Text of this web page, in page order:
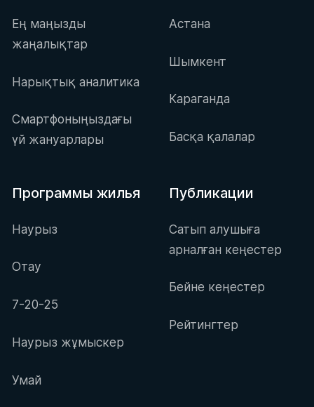
Ең маңызды
жаңалықтар
Нарықтық аналитика
Смартфоныңыздағы
үй жануарлары
Астана
Шымкент
Караганда
Басқа қалалар
Программы жилья
Наурыз
Отау
7-20-25
Наурыз жұмыскер
Умай
Публикации
Сатып алушыға
арналған кеңестер
Бейне кеңестер
Рейтингтер